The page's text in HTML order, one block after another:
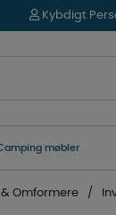
Kybdigt
møbler
Omformere